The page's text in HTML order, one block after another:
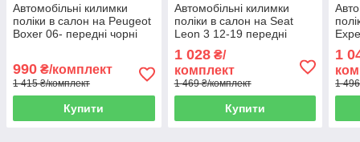
Автомобільні килимки
поліки в салон на Peugeot
Boxer 06- передні чорні
990 ₴/комплект
1 415 ₴/комплект
Купити
Автомобільні килимки
поліки в салон на Seat
Leon 3 12-19 передні
1 028₴/
комплект
1 469 ₴/комплект
Купити
1
1